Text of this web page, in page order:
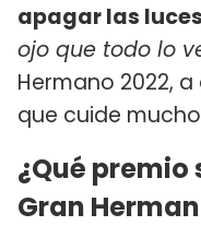
apagar las
ojo que todo lo
Hermano 2022,
que cuide
¿Qué premio
Gran